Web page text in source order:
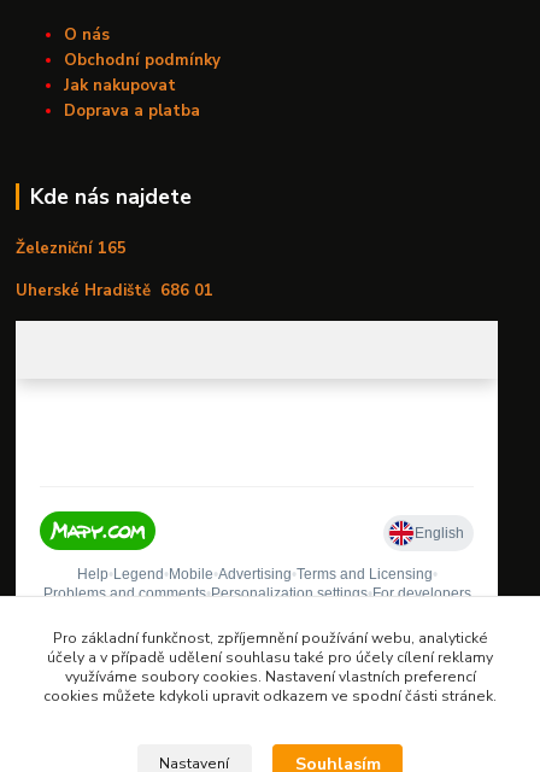
O nás
Obchodní podmínky
Jak nakupovat
Doprava a platba
Kde nás najdete
Železniční 165
Uherské Hradiště 686 01
Pro základní funkčnost, zpříjemnění používání webu, analytické
účely a v případě udělení souhlasu také pro účely cílení reklamy
využíváme soubory cookies. Nastavení vlastních preferencí
cookies můžete kdykoli upravit odkazem ve spodní části stránek.
Nastavení Souhlasím